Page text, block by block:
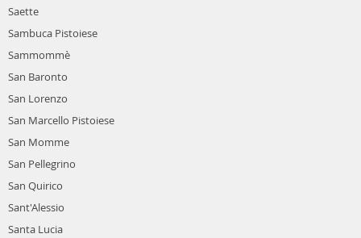
Saette
Sambuca Pistoiese
Sammommè
San Baronto
San Lorenzo
San Marcello Pistoiese
San Momme
San Pellegrino
San Quirico
Sant'Alessio
Santa Lucia